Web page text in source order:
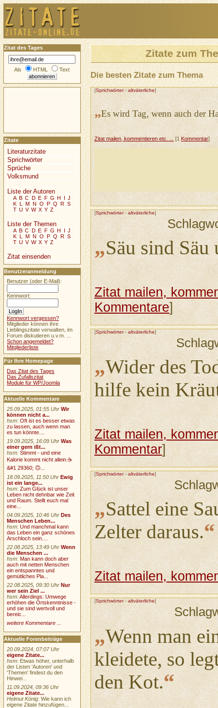
Zitate zum
Die besten Zitate zum Thema
[Sprichwörter- altväterliche]
„Es wird Tag, wenn auch der
Zitat mailen, kommentieren etc. ... [1 Kommentar]
[Sprichwörter- altväterliche]
„Säu sind Säu
Zitat mailen,
Kommentare]
[Sprichwörter- altväterliche]
„Wider des
hilfe kein
Zitat mailen,
Kommentar]
[Sprichwörter- altväterliche]
„Sattel eine
Zelter daraus.“
Zitat mailen,
[Sprichwörter- altväterliche]
„Wenn man
kleidete, so
den Kot.“
Zitat des Tages
Als HTML Text
Zitate
Literaturzitate
Sprichwörter
Sprüche
Volksmund
Liste der Autoren
A B C D E F G H I J
K L M N O P Q R S
T U V W X Y Z
Liste der Themen
A B C D E F G H I J
K L M N O P Q R S
T U V W X Y Z
Zitat einsenden
Benutzeranmeldung
Benutzer (oder E-Mail):
Kennwort:
Kennwort vergessen?
Mitglieder können ihre
Lieblingszitate verwalten, im
Forum diskutieren u.v.m. ...
Schon angemeldet?
Mitgliederliste
Für Ihre Homepage
Das Zitat des Tages
Das Zufallszitat
Module für WP/Joomla
Aktuelle Kommentare
25.09.2025, 01:55 Uhr Wir
können nicht a...
hsm:Oft ist es besser etwas
zu lassen, auch wenn man
es tun könnte....
19.09.2025, 16:09 Uhr Was
einer gern ißt...
hsm:Stimmt - und eine
Kalorie kommt nicht allein.☕
&#1 29360; 🙃...
18.09.2025, 11:50 Uhr Ewig
ist ein lange...
hsm:Zum Glück ist unser
Leben nicht dehnbar wie Zeit
und Raum. Stellt euch mal
eine...
04.09.2025, 10:46 Uhr Des
Menschen Leben...
hsm:Und manchmal kann
das Leben ein ganz schönes
Arschloch sein....
22.08.2025, 13:49 Uhr Wenn
die Menschen ...
hsm:Man kann doch aber
auch mit netten Menschen
ein entspanntes und
gemütliches Pla...
22.08.2025, 09:30 Uhr Nur
wer sein Ziel ...
hsm:Allerdings: Umwege
erhöhen die Ortskenntnisse -
und sie sind wertvoll und
bereic...
weitere Kommentare ...
Aktuelle Forenbeiträge
20.09.2024, 07:07 Uhr
eigene Zitate...
hsm: Etwas höher, unterhalb
der Listen 'Autoren' und
'Themen' findest du den
Hinwei...
11.09.2024, 09:36 Uhr
eigene Zitate...
Helmut König: Wie kann ich
eigene Zitate hinzufügen...